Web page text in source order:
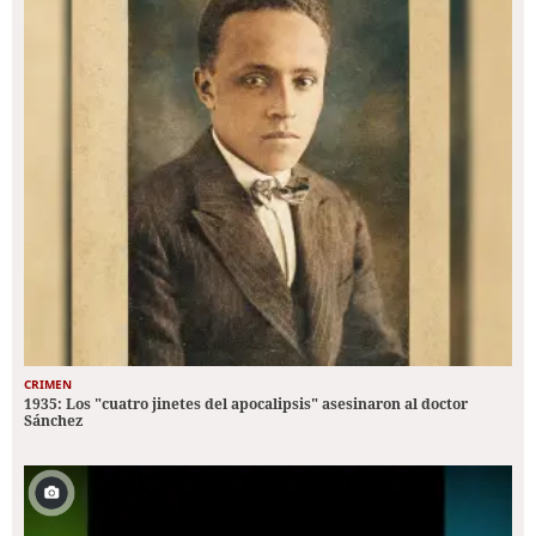
CRIMEN
1935: Los "cuatro jinetes del apocalipsis" asesinaron al doctor
Sánchez